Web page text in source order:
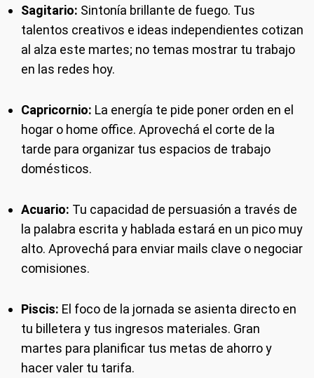
Sagitario: Sintonía brillante de fuego. Tus
talentos creativos e ideas independientes cotizan
al alza este martes; no temas mostrar tu trabajo
en las redes hoy.
Capricornio: La energía te pide poner orden en el
hogar o home office. Aprovechá el corte de la
tarde para organizar tus espacios de trabajo
domésticos.
Acuario: Tu capacidad de persuasión a través de
la palabra escrita y hablada estará en un pico muy
alto. Aprovechá para enviar mails clave o negociar
comisiones.
Piscis: El foco de la jornada se asienta directo en
tu billetera y tus ingresos materiales. Gran
martes para planificar tus metas de ahorro y
hacer valer tu tarifa.